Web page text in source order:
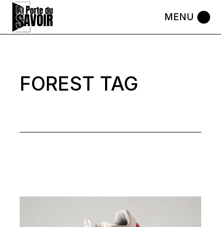
Skip
content
FOREST TAG